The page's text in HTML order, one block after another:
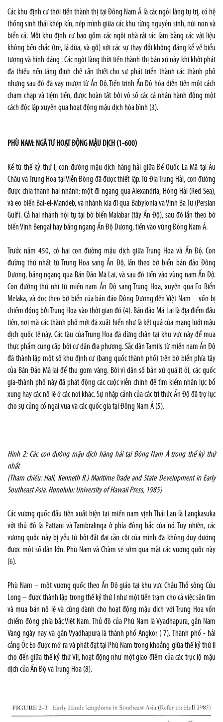
Các khu định cư thời tiền thành thị tại Đông Nam Á là các ngôi làng tự trị, có hệ
thống sinh thái khép kín, nép mình giữa các khu rừng nguyên sinh, núi non và
biển cả. Mỗi khu định cư bao gồm các ngôi nhà rải rác làm bằng các vật liệu
không bền chắc (tre, lá dừa, và gỗ) với các sự thay đổi không đáng kể về biểu
tượng và hình dáng . Các ngôi làng thời tiền thành thị bản xứ này khi khởi phát
đã thiếu nền tảng định chế cần thiết cho sự phát triển thành các thành phố
nhưng sau đó đã vay mượn từ Ấn Độ. Tiến trinh Ấn Độ hóa diễn tiến một cách
chạm chạp và tiệm tiến, được hoàn tất bởi vô số các cá nhân hành động một
cách độc lập xuyên qua hoạt động mậu dịch hòa bình (3).
PHÙ NAM: NGÃ TƯ HOẠT ĐỘNG MẬU DỊCH (1-600)
Kể từ thế kỷ thứ I, con đường mậu dịch hàng hải giữa Đế Quốc La Mã tại Âu
Châu và Trung Hoa tại Viễn Đông đã được thiết lập. Từ Địa Trung Hải, con đường
được chia thành hai nhánh: một đi ngang qua Alexandria, Hồng Hải (Red Sea),
và eo biển Bal-el-Mandeb, và nhánh kia đi qua Babylonia và Vịnh Ba Tư (Persian
Gulf). Cả hai nhánh hội tụ tại bờ biển Malabar (tây Ấn Độ), sau đó lần theo bờ
biển Vịnh Bengal hay băng ngang Ấn Độ Dương, tiến vào vùng Đông Nam Á.
Trước năm 450, có hai con đường mậu dịch giữa Trung Hoa và Ấn Độ. Con
đường thứ nhất từ Trung Hoa sang Ấn Độ, lần theo bờ biển bán đảo Đông
Dương, băng ngang qua Bán Đảo Mã Lai, và sau đó tiến vào vùng nam Ấn Độ.
Con đường thứ nhì từ miền nam Ấn Độ sang Trung Hoa, xuyên qua Eo Biển
Melaka, và dọc theo bờ biển của bán đảo Đông Dương đến Việt Nam – vốn bị
chiếm đóng bởi Trung Hoa vào thời gian đó (4). Bán đảo Mã Lai là địa điểm đầu
tiên, nơi mà các thành phố mới đã xuất hiển như là kết quả của mạng lưới mậu
dịch quốc tế này. Các tàu của Trung Hoa đã dừng chân tại khu vực này để mua
thực phẩm cung cấp bởi cư dân địa phương. Sắc dân Tamils từ miền nam Ấn Độ
đã thành lập một số khu định cư (bang quốc thành phố) trên bờ biển phía tây
của Bán Đảo Mã lai để thu gom vàng. Bởi vì dân số bản xứ quá ít ỏi, các quốc
gia-thành phố này đã phát động các cuộc viễn chinh để tìm kiếm nhân lực bổ
xung hay các nô lệ ở các nơi khác. Sự nhập cảnh của các trí thức Ấn Độ đã trợ lục
cho sự củng cố ngai vua và các quốc gia tại Đông Nam Á (5).
Hình 2: Các con đường mậu dịch hàng hải tại Đông Nam Á trong thế kỷ thứ
nhất
(Tham chiếu: Hall, Kenneth R.) Maritime Trade and State Development in Early
Southeast Asia. Honolulu: University of Hawaii Press, 1985)
Các vương quốc đầu tiên xuất hiện tại miền nam vịnh Thái Lan là Langkasuka
với thủ đô là Pattani và Tambralinga ở phía đông bắc của nó. Tuy nhiên, các
vương quốc này bị yểu tử bởi đất đai cằn cỗi của mình đã không duy dưỡng
được một số dân lớn. Phù Nam và Chàm sẽ sớm qua mặt các vương quốc này
(6).
Phù Nam – một vương quốc theo Ấn Độ giáo tại khu vực Châu Thổ sông Cửu
Long – được thành lập trong thế kỷ thứ I như một tiền trạm cho cả việc săn tìm
và mua bán nô lệ và cũng dành cho hoạt động mậụ dịch với Trung Hoa vốn
chiếm đóng phía bắc Việt Nam. Thủ đô của Phù Nam là Vyadhapura, gần Nam
Vang ngày nay và gần Vyadhapura là thành phố Angkor ( 7). Thành phố - hải
cảng Óc Eo được mở ra và phát đạt tại Phù Nam trong khoảng giữa thế kỷ thứ II
cho đến giữa thế kỷ thứ VII, hoạt động như một giao điểm của các trục lộ mậu
dịch của Ấn Độ và Trung Hoa (8).